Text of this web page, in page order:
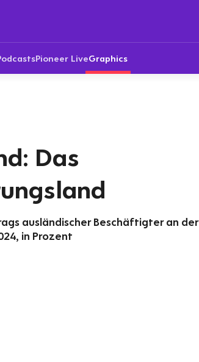
Pioneer LiveGraphics
Das
ausländischer Beschäftigter an der
in Prozent